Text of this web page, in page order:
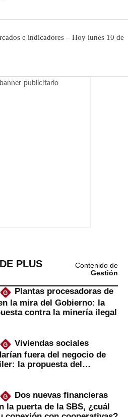
e indicadores – Hoy lunes 10 de
PLUS
Contenido de
Gestión
G
Plantas procesadoras de
la mira del Gobierno: la
contra la minería ilegal
G
Viviendas sociales
fuera del negocio de
la propuesta del
G
Dos nuevas financieras
la puerta de la SBS, ¿cuál